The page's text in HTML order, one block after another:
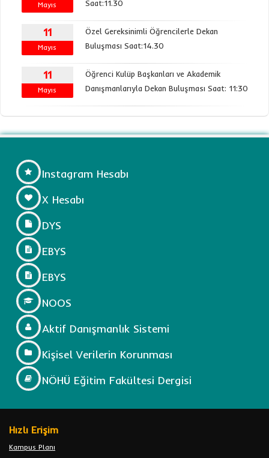
Mayıs
Saat:11.30
11
Mayıs
Özel Gereksinimli Öğrencilerle Dekan
Buluşması Saat:14.30
11
Mayıs
Öğrenci Kulüp Başkanları ve Akademik
Danışmanlarıyla Dekan Buluşması Saat: 11:30
Instagram Hesabı
X Hesabı
DYS
EBYS
EBYS
NOOS
Aktif Danışmanlık Sistemi
Kişisel Verilerin Korunması
NÖHÜ Eğitim Fakültesi Dergisi
Hızlı Erişim
Kampus Planı